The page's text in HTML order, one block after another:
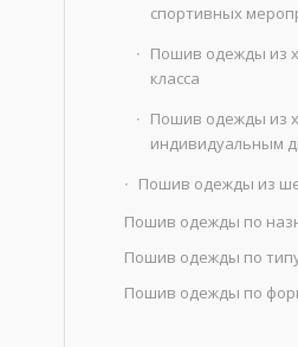
спортивных
Пошив одежды из
класса
Пошив одежды из
индивидуальным
Пошив одежды из
Пошив одежды по
Пошив одежды по
Пошив одежды по